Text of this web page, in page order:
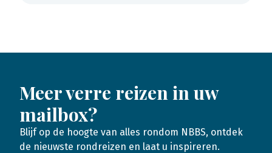
Meer verre reizen in uw
mailbox?
Blijf op de hoogte van alles rondom NBBS, ontdek
de nieuwste rondreizen en laat u inspireren.